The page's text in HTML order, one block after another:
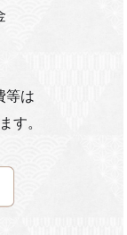
等は
す。